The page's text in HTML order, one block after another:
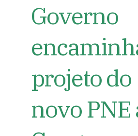
Governo
projeto do
novo PNE